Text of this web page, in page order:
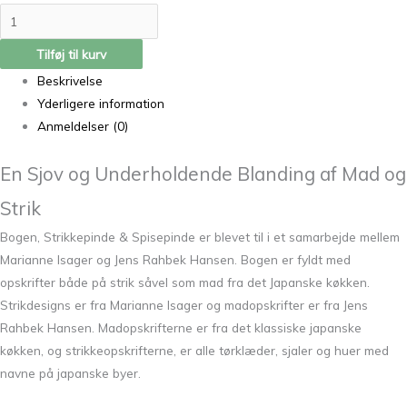
Tilføj til kurv
Beskrivelse
Yderligere information
Anmeldelser (0)
En Sjov og Underholdende Blanding af Mad og
Strik
Bogen, Strikkepinde & Spisepinde er blevet til i et samarbejde mellem
Marianne Isager og Jens Rahbek Hansen. Bogen er fyldt med
opskrifter både på strik såvel som mad fra det Japanske køkken.
Strikdesigns er fra Marianne Isager og madopskrifter er fra Jens
Rahbek Hansen. Madopskrifterne er fra det klassiske japanske
køkken, og strikkeopskrifterne, er alle tørklæder, sjaler og huer med
navne på japanske byer.